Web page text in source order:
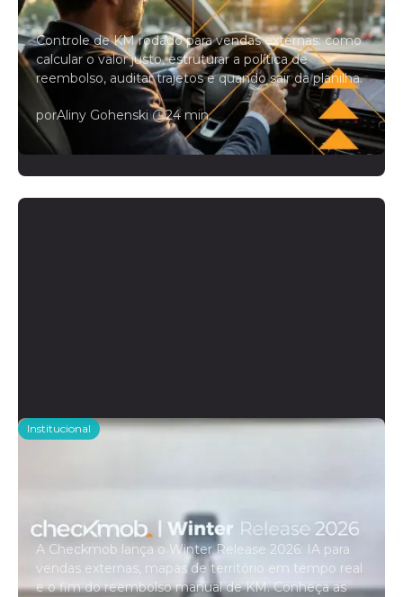
completo
Controle de KM rodado para vendas externas: como
calcular o valor justo, estruturar a política de
reembolso, auditar trajetos e quando sair da planilha.
porAliny Gohenski| 24 min.
Leia mais →
Institucional
Checkmob anuncia o Winter
operação de campo
A Checkmob lança o Winter Release 2026: IA para
vendas externas, mapas de território em tempo real
e o fim do reembolso manual de KM. Conheça as